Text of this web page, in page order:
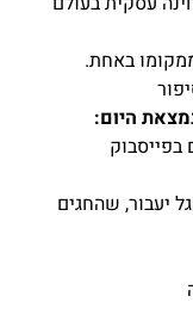
באחת.
היום:
בפייסבוק
יעבור, שהחגים